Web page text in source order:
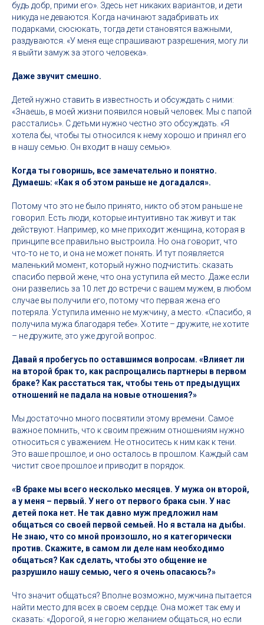
будь добр, прими его». Здесь нет никаких вариантов, и дети
никуда не деваются. Когда начинают задабривать их
подарками, сюсюкать, тогда дети становятся важными,
раздуваются. «У меня еще спрашивают разрешения, могу ли
я выйти замуж за этого человека».
Даже звучит смешно.
Детей нужно ставить в известность и обсуждать с ними:
«Знаешь, в моей жизни появился новый человек. Мы с папой
расстались». С детьми нужно честно это обсуждать. «Я
хотела бы, чтобы ты относился к нему хорошо и принял его
в нашу семью. Он входит в нашу семью».
Когда ты говоришь, все замечательно и понятно.
Думаешь: «Как я об этом раньше не догадался».
Потому что это не было принято, никто об этом раньше не
говорил. Есть люди, которые интуитивно так живут и так
действуют. Например, ко мне приходит женщина, которая в
принципе все правильно выстроила. Но она говорит, что
что-то не то, и она не может понять. И тут появляется
маленький момент, который нужно подчистить: сказать
спасибо первой жене, что она уступила ей место. Даже если
они развелись за 10 лет до встречи с вашем мужем, в любом
случае вы получили его, потому что первая жена его
потеряла. Уступила именно не мужчину, а место. «Спасибо, я
получила мужа благодаря тебе». Хотите – дружите, не хотите
– не дружите, это уже другой вопрос.
Давай я пробегусь по оставшимся вопросам. «Влияет ли
на второй брак то, как распрощались партнеры в первом
браке? Как расстаться так, чтобы тень от предыдущих
отношений не падала на новые отношения?»
Мы достаточно много посвятили этому времени. Самое
важное помнить, что к своим прежним отношениям нужно
относиться с уважением. Не относитесь к ним как к тени.
Это ваше прошлое, и оно осталось в прошлом. Каждый сам
чистит свое прошлое и приводит в порядок.
«В браке мы всего несколько месяцев. У мужа он второй,
а у меня – первый. У него от первого брака сын. У нас
детей пока нет. Не так давно муж предложил нам
общаться со своей первой семьей. Но я встала на дыбы.
Не знаю, что со мной произошло, но я категорически
против. Скажите, в самом ли деле нам необходимо
общаться? Как сделать, чтобы это общение не
разрушило нашу семью, чего я очень опасаюсь?»
Что значит общаться? Вполне возможно, мужчина пытается
найти место для всех в своем сердце. Она может так ему и
сказать: «Дорогой, я не горю желанием общаться, но если